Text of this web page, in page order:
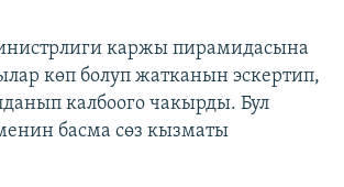
каржы пирамидасына
көп болуп жатканын эскертип,
калбоого чакырды. Бул
басма сөз кызматы